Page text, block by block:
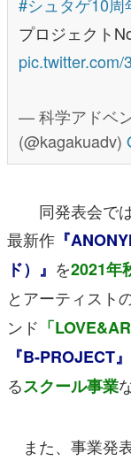
プロジェクト
pic.twitter.com/
— 科学アドベ
(@kagakuadv)
同発表会では
最新作 『
ド）』 を2021年
とアーティスト
ンド 「
『B-PROJECT』
るスクール事業
また、事業発